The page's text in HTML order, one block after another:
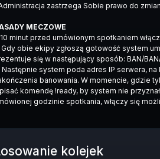
zastrzega Sobie prawo do
MECZOWE
10 minut przed umówionym spotkaniem
Gdy obie ekipy zgłoszą gotowość system
się w następujący sposób: BAN/BAN/
Następnie system poda adres IP serwera,
banowania. W momencie, gdzie
komendę !ready, by system nie
godzinie spotkania, włączy się
kolejek